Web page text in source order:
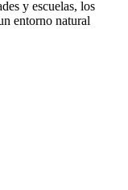
y escuelas, los
entorno natural